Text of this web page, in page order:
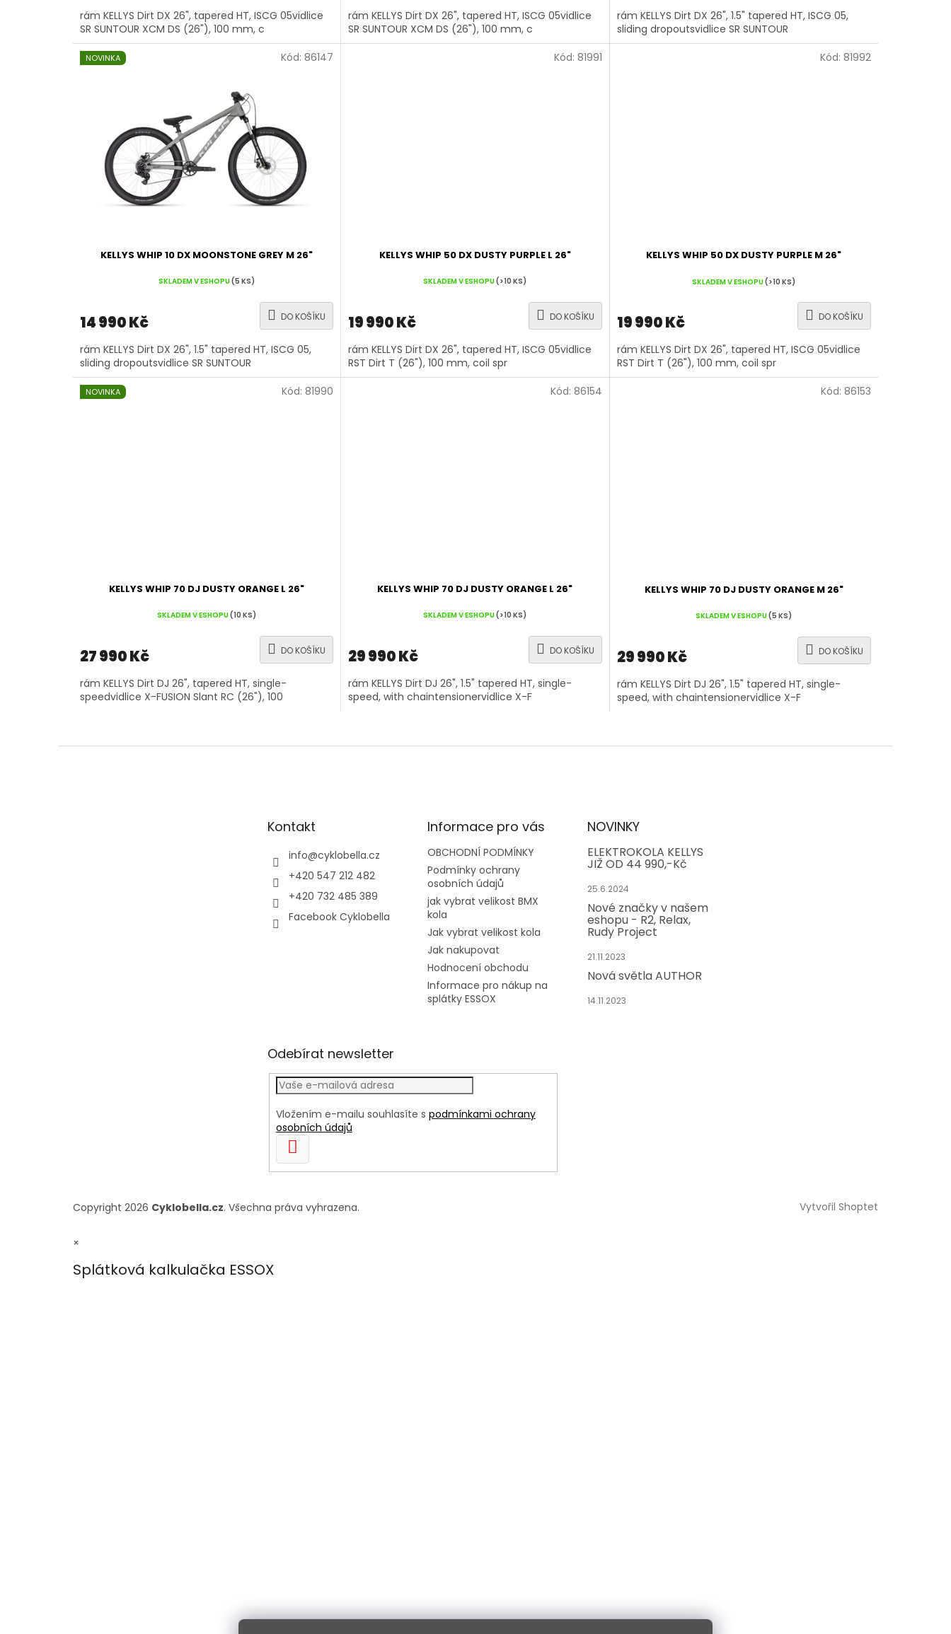
rám KELLYS Dirt DX 26", tapered HT, ISCG 05vidlice
SR SUNTOUR XCM DS (26"), 100 mm, c
rám KELLYS Dirt DX 26", tapered HT, ISCG 05vidlice
SR SUNTOUR XCM DS (26"), 100 mm, c
rám KELLYS Dirt DX 26", 1.5" tapered HT, ISCG 05,
sliding dropoutsvidlice SR SUNTOUR
NOVINKA
KELLYS WHIP 10 DX MOONSTONE GREY M 26"
SKLADEM V ESHOPU(5 KS)
14 990 Kč DO KOŠÍKU
rám KELLYS Dirt DX 26", 1.5" tapered HT, ISCG 05,
sliding dropoutsvidlice SR SUNTOUR
Kód: 86147
KELLYS WHIP 50 DX DUSTY PURPLE L 26"
SKLADEM V ESHOPU(>10 KS)
19 990 Kč DO KOŠÍKU
rám KELLYS Dirt DX 26", tapered HT, ISCG 05vidlice
RST Dirt T (26"), 100 mm, coil spr
Kód: 81991
KELLYS WHIP 50 DX DUSTY PURPLE M 26"
SKLADEM V ESHOPU(>10 KS)
19 990 Kč DO KOŠÍKU
rám KELLYS Dirt DX 26", tapered HT, ISCG 05vidlice
RST Dirt T (26"), 100 mm, coil spr
Kód: 81992
NOVINKA
KELLYS WHIP 70 DJ DUSTY ORANGE L 26"
SKLADEM V ESHOPU(10 KS)
27 990 Kč DO KOŠÍKU
rám KELLYS Dirt DJ 26", tapered HT, single-
speedvidlice X-FUSION Slant RC (26"), 100
Kód: 81990
KELLYS WHIP 70 DJ DUSTY ORANGE L 26"
SKLADEM V ESHOPU(>10 KS)
29 990 Kč DO KOŠÍKU
rám KELLYS Dirt DJ 26", 1.5" tapered HT, single-
speed, with chaintensionervidlice X-F
Kód: 86154
KELLYS WHIP 70 DJ DUSTY ORANGE M 26"
SKLADEM V ESHOPU(5 KS)
29 990 Kč DO KOŠÍKU
rám KELLYS Dirt DJ 26", 1.5" tapered HT, single-
speed, with chaintensionervidlice X-F
Kód: 86153
v
í
r
v
k
y
v
p
i
s
u
Kontakt
info@cyklobella.cz
+420 547 212 482
+420 732 485 389
Facebook Cyklobella
Informace pro vás
OBCHODNÍ PODMÍNKY
Podmínky ochrany
osobních údajů
jak vybrat velikost BMX
kola
Jak vybrat velikost kola
Jak nakupovat
Hodnocení obchodu
Informace pro nákup na
splátky ESSOX
NOVINKY
ELEKTROKOLA KELLYS
JIŽ OD 44 990,-Kč
25.6.2024
Nové značky v našem
eshopu - R2, Relax,
Rudy Project
21.11.2023
Nová světla AUTHOR
14.11.2023
Odebírat newsletter
Vložením e-mailu souhlasíte s podmínkami ochrany
osobních údajů
SE
Vytvořil Shoptet
Copyright 2026 Cyklobella.cz. Všechna práva vyhrazena.
×
Splátková kalkulačka ESSOX